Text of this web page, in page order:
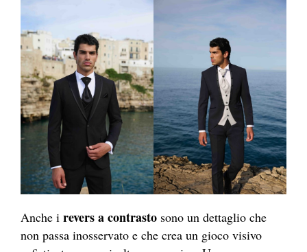
Anche i revers a contrasto sono un dettaglio che
non passa inosservato e che crea un gioco visivo